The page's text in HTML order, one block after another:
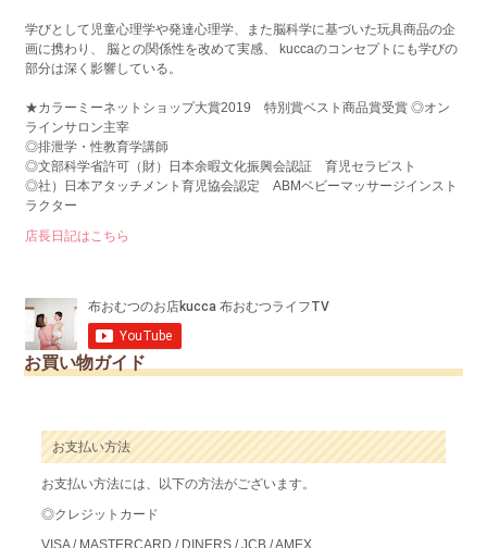
学びとして児童心理学や発達心理学、また脳科学に基づいた玩具商品の企
画に携わり、 脳との関係性を改めて実感、 kuccaのコンセプトにも学びの
部分は深く影響している。
★カラーミーネットショップ大賞2019 特別賞ベスト商品賞受賞 ◎オン
ラインサロン主宰
◎排泄学・性教育学講師
◎文部科学省許可（財）日本余暇文化振興会認証 育児セラピスト
◎社）日本アタッチメント育児協会認定 ABMベビーマッサージインスト
ラクター
店長日記はこちら
お買い物ガイド
お支払い方法
お支払い方法には、以下の方法がございます。
◎クレジットカード
VISA / MASTERCARD / DINERS / JCB / AMEX